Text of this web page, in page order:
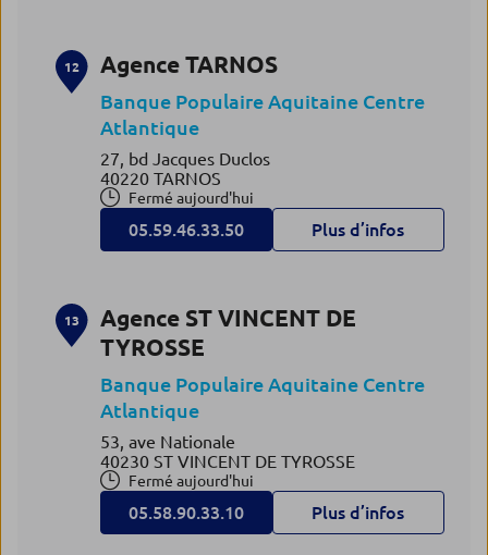
12 Agence TARNOS
Banque Populaire Aquitaine Centre
Atlantique
27, bd Jacques Duclos
40220 TARNOS
Fermé aujourd'hui
05.59.46.33.50 Plus d’infos
13
Agence ST VINCENT DE
TYROSSE
Banque Populaire Aquitaine Centre
Atlantique
53, ave Nationale
40230 ST VINCENT DE TYROSSE
Fermé aujourd'hui
05.58.90.33.10 Plus d’infos